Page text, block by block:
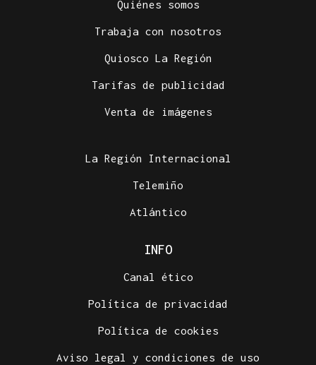
Quiénes somos
Trabaja con nosotros
Quiosco La Región
Tarifas de publicidad
Venta de imágenes
La Región Internacional
Telemiño
Atlántico
INFO
Canal ético
Política de privacidad
Política de cookies
Aviso legal y condiciones de uso